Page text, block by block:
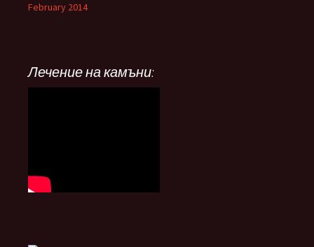
February 2014
Лечение на камъни: